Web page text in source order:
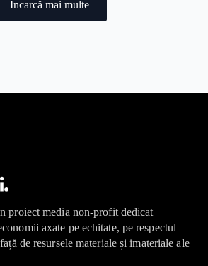
Încarcă mai multe
proiect media non-profit dedicat
axate pe echitate, pe respectul
de resursele materiale și imateriale ale